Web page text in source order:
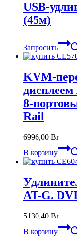
USB-
(45м)
Запросить
KVM-
8-
Rail
6996,00 Br
В корзину
AT-G.
5130,40 Br
В корзину